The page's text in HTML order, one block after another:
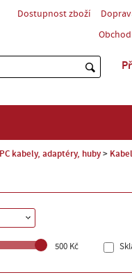
Dostupnost zboží
PC kabely, adaptéry, huby
500 Kč